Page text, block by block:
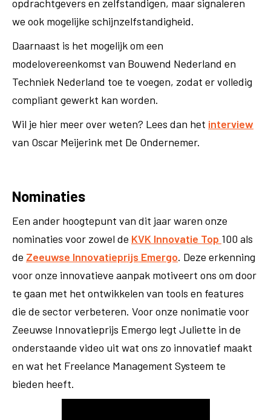
opdrachtgevers en zelfstandigen, maar signaleren
we ook mogelijke schijnzelfstandigheid.
Daarnaast is het mogelijk om een
modelovereenkomst van Bouwend Nederland en
Techniek Nederland toe te voegen, zodat er volledig
compliant gewerkt kan worden.
Wil je hier meer over weten? Lees dan het interview
van Oscar Meijerink met De Ondernemer.
Nominaties
Een ander hoogtepunt van dit jaar waren onze
nominaties voor zowel de KVK Innovatie Top 100 als
de Zeeuwse Innovatieprijs Emergo. Deze erkenning
voor onze innovatieve aanpak motiveert ons om door
te gaan met het ontwikkelen van tools en features
die de sector verbeteren. Voor onze nonimatie voor
Zeeuwse Innovatieprijs Emergo legt Juliette in de
onderstaande video uit wat ons zo innovatief maakt
en wat het Freelance Management Systeem te
bieden heeft.